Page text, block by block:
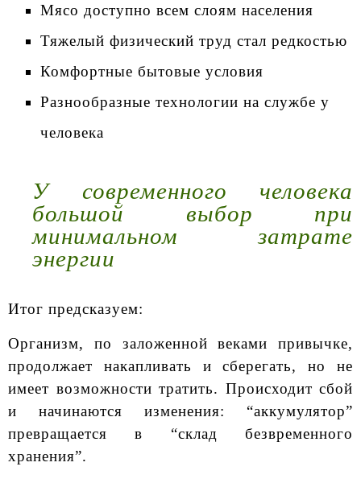
Мясо доступно всем слоям населения
Тяжелый физический труд стал редкостью
Комфортные бытовые условия
Разнообразные технологии на службе у
человека
У современного человека
большой выбор при
минимальном затрате
энергии
Итог предсказуем:
Организм, по заложенной веками привычке,
продолжает накапливать и сберегать, но не
имеет возможности тратить. Происходит сбой
и начинаются изменения: “аккумулятор”
превращается в “склад безвременного
хранения”.